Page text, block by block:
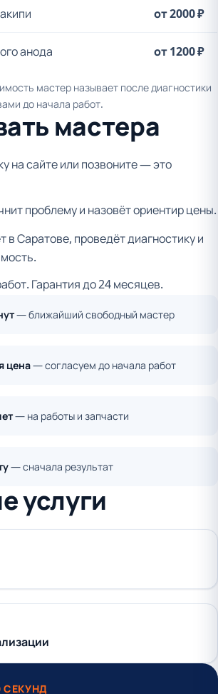
от 2000 ₽
анода от 1200 ₽
мастер называет после диагностики
до начала работ.
мастера
на сайте или позвоните — это
проблему и назовёт ориентир цены.
в Саратове, проведёт диагностику и
Гарантия до 24 месяцев.
— ближайший свободный мастер
цена— согласуем до начала работ
— на работы и запчасти
— сначала результат
услуги
СЕКУНД